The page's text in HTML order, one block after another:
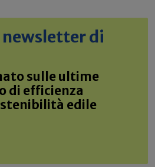
di
sulle ultime
di efficienza
edile